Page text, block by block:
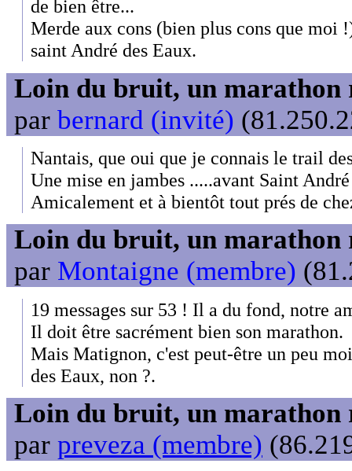
de bien être...
Merde aux cons (bien plus cons que moi
saint André des Eaux.
Loin du bruit, un marathon
par bernard (invité)
Nantais, que oui que je connais le trail
Une mise en jambes .....avant Saint
Amicalement et à bientôt tout prés de
Loin du bruit, un marathon
par Montaigne (membre)
19 messages sur 53 ! Il a du fond, notre
Il doit être sacrément bien son marathon.
Mais Matignon, c'est peut-être un peu
des Eaux, non ?.
Loin du bruit, un marathon
par preveza (membre)